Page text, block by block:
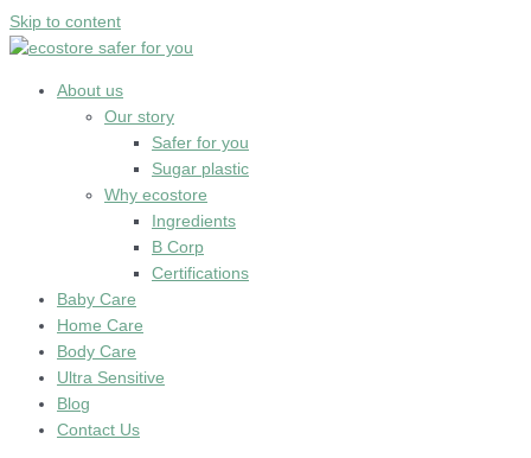
Skip to content
About us
Our story
Safer for you
Sugar plastic
Why ecostore
Ingredients
B Corp
Certifications
Baby Care
Home Care
Body Care
Ultra Sensitive
Blog
Contact Us